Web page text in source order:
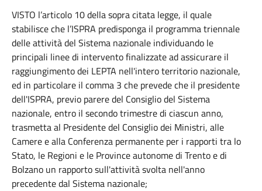
VISTO l’articolo 10 della sopra citata legge, il quale
stabilisce che l’ISPRA predisponga il programma triennale
delle attività del Sistema nazionale individuando le
principali linee di intervento finalizzate ad assicurare il
raggiungimento dei LEPTA nell'intero territorio nazionale,
ed in particolare il comma 3 che prevede che il presidente
dell'ISPRA, previo parere del Consiglio del Sistema
nazionale, entro il secondo trimestre di ciascun anno,
trasmetta al Presidente del Consiglio dei Ministri, alle
Camere e alla Conferenza permanente per i rapporti tra lo
Stato, le Regioni e le Province autonome di Trento e di
Bolzano un rapporto sull'attività svolta nell'anno
precedente dal Sistema nazionale;